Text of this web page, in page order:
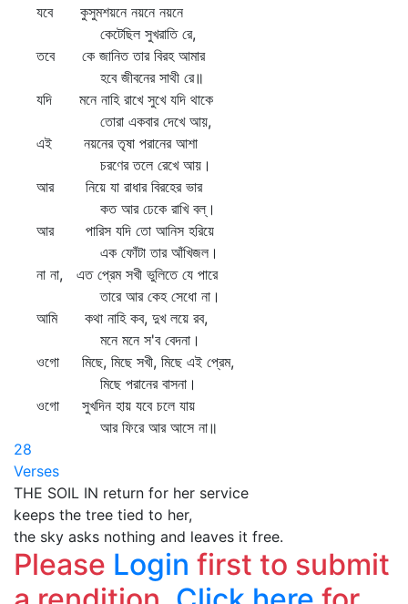
যবে কুসুমশয়নে নয়নে নয়নে
কেটেছিল সুখরাতি রে,
তবে কে জানিত তার বিরহ আমার
হবে জীবনের সাথী রে॥
যদি মনে নাহি রাখে সুখে যদি থাকে
তোরা একবার দেখে আয়,
এই নয়নের তৃষা পরানের আশা
চরণের তলে রেখে আয়।
আর নিয়ে যা রাধার বিরহের ভার
কত আর ঢেকে রাখি বল্‌।
আর পারিস যদি তো আনিস হরিয়ে
এক ফোঁটা তার আঁখিজল।
না না, এত প্রেম সখী ভুলিতে যে পারে
তারে আর কেহ সেধো না।
আমি কথা নাহি কব, দুখ লয়ে রব,
মনে মনে স'ব বেদনা।
ওগো মিছে, মিছে সখী, মিছে এই প্রেম,
মিছে পরানের বাসনা।
ওগো সুখদিন হায় যবে চলে যায়
আর ফিরে আর আসে না॥
28
Verses
THE SOIL IN return for her service
keeps the tree tied to her,
the sky asks nothing and leaves it free.
Please Login first to submit